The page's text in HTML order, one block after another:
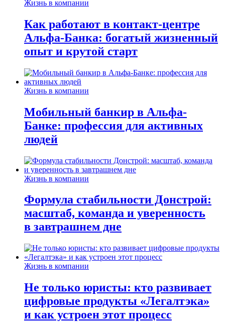
Жизнь в компании
Как работают в контакт-центре
Альфа-Банка: богатый жизненный
опыт и крутой старт
Жизнь в компании
Мобильный банкир в Альфа-
Банке: профессия для активных
людей
Жизнь в компании
Формула стабильности Донстрой:
масштаб, команда и уверенность
в завтрашнем дне
Жизнь в компании
Не только юристы: кто развивает
цифровые продукты «Легалтэка»
и как устроен этот процесс